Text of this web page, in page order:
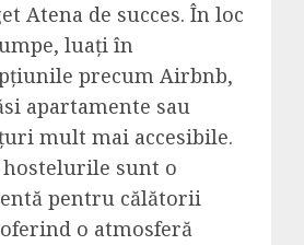
Atena de succes. În loc
luați în
precum Airbnb,
apartamente sau
mult mai accesibile.
hostelurile sunt o
pentru călătorii
o atmosferă